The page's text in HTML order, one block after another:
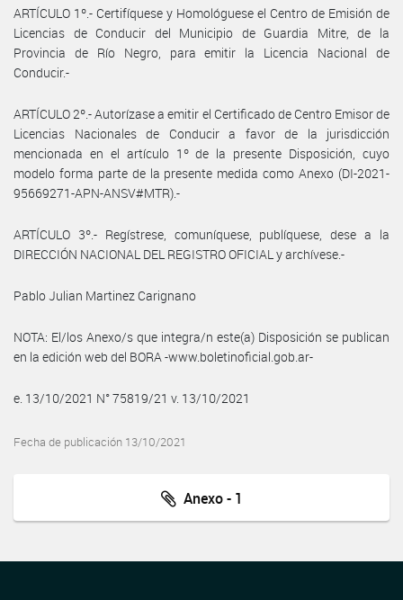
ARTÍCULO 1º.- Certifíquese y Homológuese el Centro de Emisión de
Licencias de Conducir del Municipio de Guardia Mitre, de la
Provincia de Río Negro, para emitir la Licencia Nacional de
Conducir.-
ARTÍCULO 2º.- Autorízase a emitir el Certificado de Centro Emisor de
Licencias Nacionales de Conducir a favor de la jurisdicción
mencionada en el artículo 1º de la presente Disposición, cuyo
modelo forma parte de la presente medida como Anexo (DI-2021-
95669271-APN-ANSV#MTR).-
ARTÍCULO 3º.- Regístrese, comuníquese, publíquese, dese a la
DIRECCIÓN NACIONAL DEL REGISTRO OFICIAL y archívese.-
Pablo Julian Martinez Carignano
NOTA: El/los Anexo/s que integra/n este(a) Disposición se publican
en la edición web del BORA -www.boletinoficial.gob.ar-
e. 13/10/2021 N° 75819/21 v. 13/10/2021
Fecha de publicación 13/10/2021
Anexo - 1